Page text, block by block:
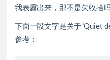
我表露出来，那不是欠收拾
下面一段文字是关于“Quiet
参考：